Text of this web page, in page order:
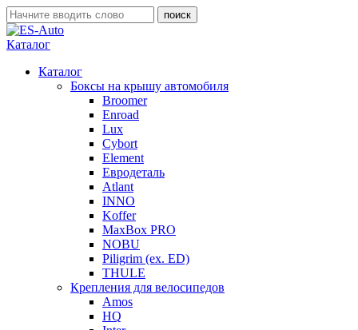
Каталог
Каталог
Боксы на крышу автомобиля
Broomer
Enroad
Lux
Cybort
Element
Евродеталь
Atlant
INNO
Koffer
MaxBox PRO
NOBU
Piligrim (ex. ED)
THULE
Крепления для велосипедов
Amos
HQ